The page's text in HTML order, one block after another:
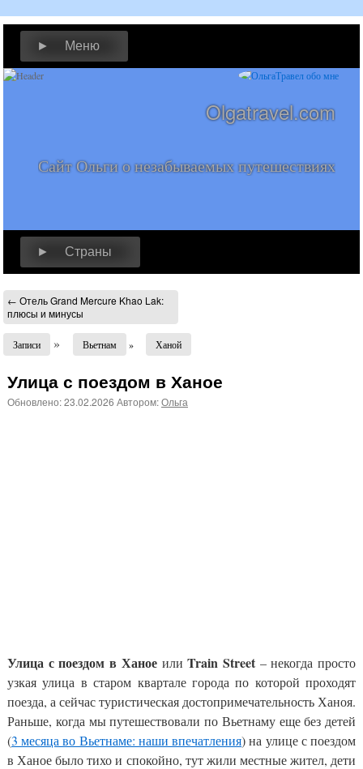
► Меню
Olgatravel.com
Сайт Ольги о незабываемых путешествиях
► Страны
← Отель Grand Mercure Khao Lak:
плюсы и минусы
Записи » Вьетнам » Ханой
Улица с поездом в Ханое
Обновлено:23.02.2026 Автором:Ольга
Улица с поездом в ХаноеилиTrain Street– некогда просто
узкая улица в старом квартале города по которой проходят
поезда, а сейчас туристическая достопримечательность Ханоя.
Раньше, когда мы путешествовали по Вьетнаму еще без детей
(3 месяца во Вьетнаме: наши впечатления) на улице с поездом
в Ханое было тихо и спокойно, тут жили местные жител, дети